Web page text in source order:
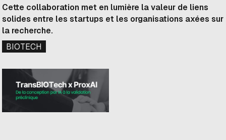
Cette collaboration met en lumière la valeur de liens
solides entre les startups et les organisations axées sur
la recherche.
BIOTECH